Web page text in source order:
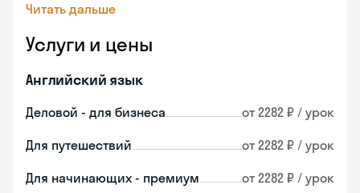
Читать дальше
Услуги и цены
Английский язык
Деловой - для бизнеса от 2282 ₽ / урок
Для путешествий от 2282 ₽ / урок
Для начинающих - премиум от 2282 ₽ / урок